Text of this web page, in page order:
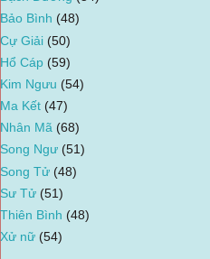
Bảo Bình (48)
Cự Giải (50)
Hổ Cáp (59)
Kim Ngưu (54)
Ma Kết (47)
Nhân Mã (68)
Song Ngư (51)
Song Tử (48)
Sư Tử (51)
Thiên Bình (48)
Xử nữ (54)